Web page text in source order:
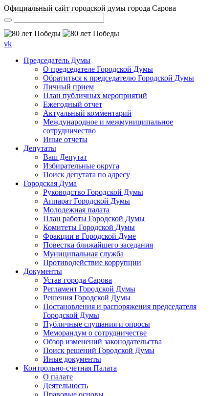
Официальный сайт городской думы города Сарова
vk
Председатель Думы
О председателе Городской Думы
Обратиться к председателю Городской Думы
Личный прием
План публичных мероприятий
Ежегодный отчет
Актуальный комментарий
Международное и межмуниципальное
сотрудничество
Иные отчеты
Депутаты
Ваш Депутат
Избирательные округа
Поиск депутата по адресу
Городская Дума
Руководство Городской Думы
Аппарат Городской Думы
Молодежная палата
План работы Городской Думы
Комитеты Городской Думы
Фракции в Городской Думе
Повестка ближайшего заседания
Муниципальная служба
Противодействие коррупции
Документы
Устав города Сарова
Регламент Городской Думы
Решения Городской Думы
Постановления и распоряжения председателя
Городской Думы
Публичные слушания и опросы
Меморандум о сотрудничестве
Обзор изменений законодательства
Поиск решений Городской Думы
Иные документы
Контрольно-счетная Палата
О палате
Деятельность
Правовые основы